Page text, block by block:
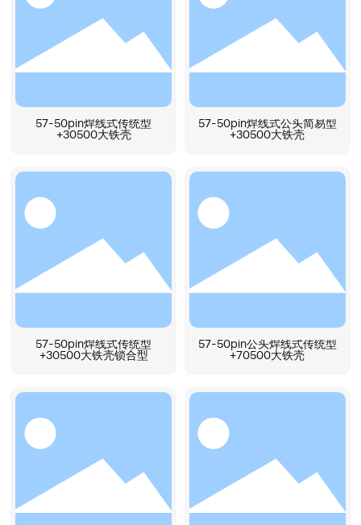
57-50pin焊线式传统型
+30500大铁壳
57-50pin焊线式公头简易型
+30500大铁壳
57-50pin焊线式传统型
+30500大铁壳锁合型
57-50pin公头焊线式传统型
+70500大铁壳